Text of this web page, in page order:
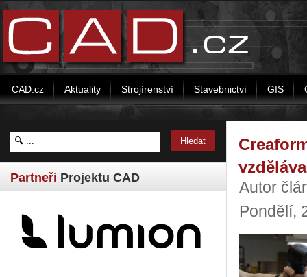
CAD.cz Aktuality Strojírenství Stavebnictví GIS
Partneři Projektu CAD
Autor
Pondělí,